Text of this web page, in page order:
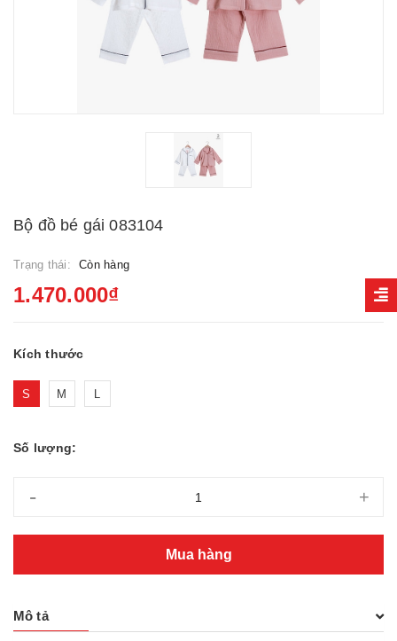
Bộ đồ bé gái 083104
Trạng thái: Còn hàng
1.470.000₫
Kích thước
S M L
Số lượng:
- +
Mua hàng
Mô tả